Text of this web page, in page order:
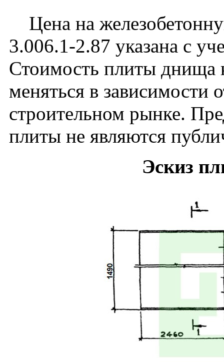
Цена на
3.006.1-2.87 указана с
Стоимость плиты днища
меняться в зависимости
строительном рынке.
плиты не являются
Эскиз